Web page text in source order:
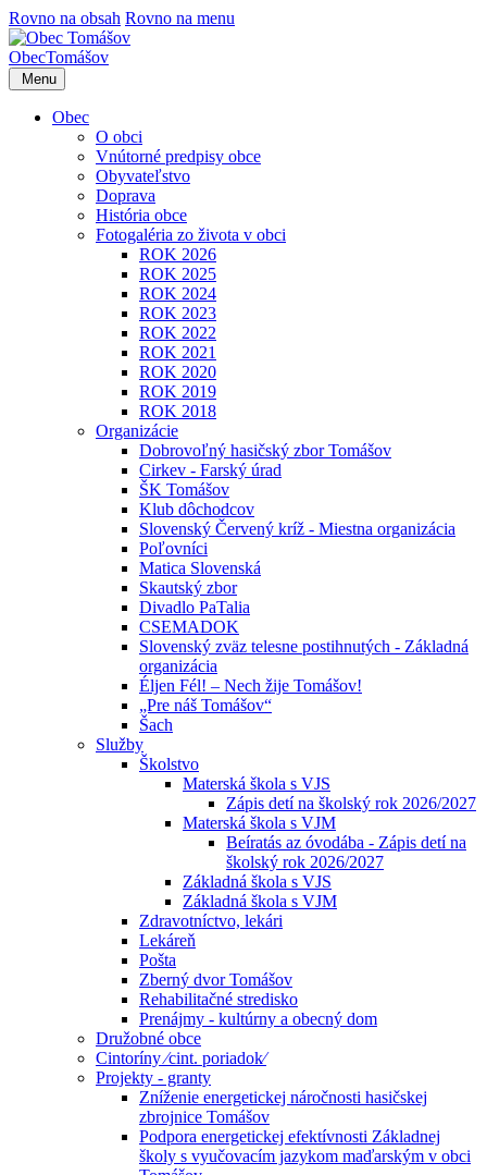
Rovno na obsah Rovno na menu
ObecTomášov
Menu
Obec
O obci
Vnútorné predpisy obce
Obyvateľstvo
Doprava
História obce
Fotogaléria zo života v obci
ROK 2026
ROK 2025
ROK 2024
ROK 2023
ROK 2022
ROK 2021
ROK 2020
ROK 2019
ROK 2018
Organizácie
Dobrovoľný hasičský zbor Tomášov
Cirkev - Farský úrad
ŠK Tomášov
Klub dôchodcov
Slovenský Červený kríž - Miestna organizácia
Poľovníci
Matica Slovenská
Skautský zbor
Divadlo PaTalia
CSEMADOK
Slovenský zväz telesne postihnutých - Základná
organizácia
Éljen Fél! – Nech žije Tomášov!
„Pre náš Tomášov“
Šach
Služby
Školstvo
Materská škola s VJS
Zápis detí na školský rok 2026/2027
Materská škola s VJM
Beíratás az óvodába - Zápis detí na
školský rok 2026/2027
Základná škola s VJS
Základná škola s VJM
Zdravotníctvo, lekári
Lekáreň
Pošta
Zberný dvor Tomášov
Rehabilitačné stredisko
Prenájmy - kultúrny a obecný dom
Družobné obce
Cintoríny ⁄cint. poriadok⁄
Projekty - granty
Zníženie energetickej náročnosti hasičskej
zbrojnice Tomášov
Podpora energetickej efektívnosti Základnej
školy s vyučovacím jazykom maďarským v obci